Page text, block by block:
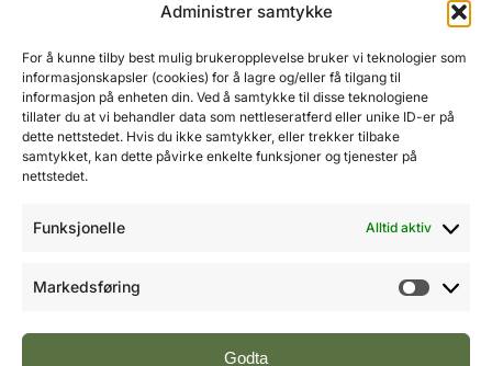
Administrer samtykke
For å kunne tilby best mulig brukeropplevelse bruker vi teknologier som
informasjonskapsler (cookies) for å lagre og/eller få tilgang til
informasjon på enheten din. Ved å samtykke til disse teknologiene
tillater du at vi behandler data som nettleseratferd eller unike ID-er på
dette nettstedet. Hvis du ikke samtykker, eller trekker tilbake
samtykket, kan dette påvirke enkelte funksjoner og tjenester på
nettstedet.
Funksjonelle Alltid aktiv
Markedsføring
Godta
Ole-Vidar Jensen
Mobil: 976 50 875
E-post:ole@fremtidensbygg.no
Key account manager
Cristian Fatah